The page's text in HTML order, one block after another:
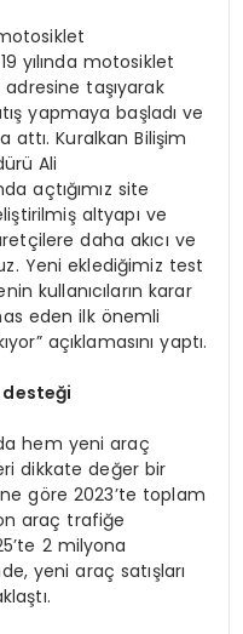
yılında motosiklet
taşıyarak
yapmaya başladı ve
attı. Kuralkan Bilişim
Ali
açtığımız site
altyapı ve
daha akıcı ve
Yeni eklediğimiz test
kullanıcıların karar
eden ilk önemli
açıklamasını yaptı.
desteği
hem yeni araç
dikkate değer bir
göre 2023’te toplam
araç trafiğe
2 milyona
yeni araç satışları